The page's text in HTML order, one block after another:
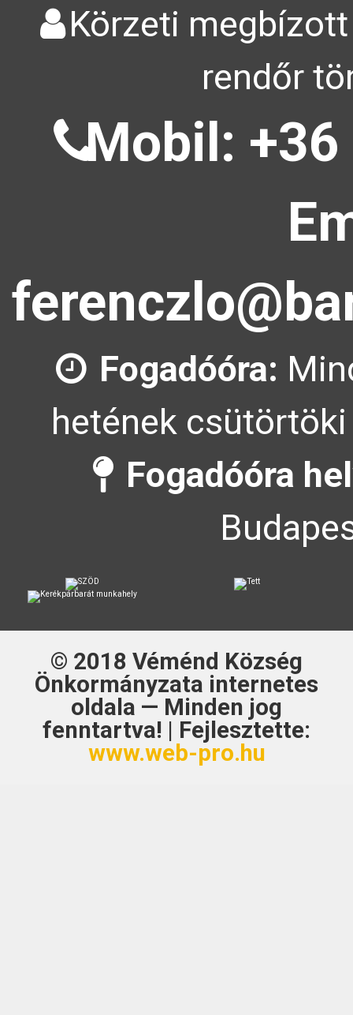
Körzeti megbízott
rendőr
Mobil: +36
Fogadóóra:
hetének
Fogadóóra
© 2018 Véménd Község
Önkormányzata internetes
oldala — Minden jog
fenntartva! | Fejlesztette:
www.web-pro.hu